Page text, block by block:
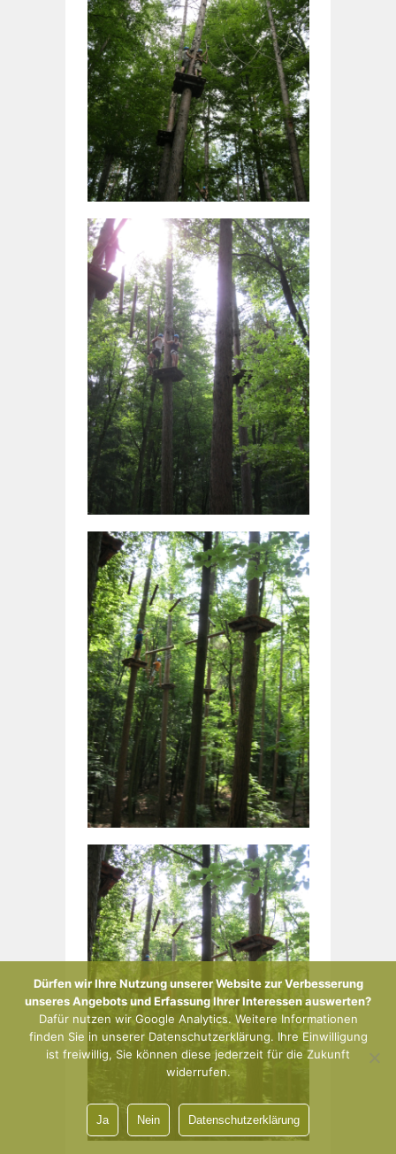
Dürfen wir Ihre Nutzung unserer Website zur Verbesserung
unseres Angebots und Erfassung Ihrer Interessen auswerten?
Dafür nutzen wir Google Analytics. Weitere Informationen
finden Sie in unserer Datenschutzerklärung. Ihre Einwilligung
ist freiwillig, Sie können diese jederzeit für die Zukunft
widerrufen.
Ja Nein Datenschutzerklärung